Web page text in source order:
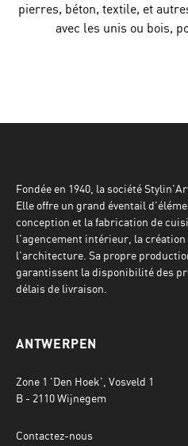
pierres, béton, textile, et
avec les unis ou bois,
Fondée en 1940, la société
Elle offre un grand éventail
conception et la fabrication de
l'agencement intérieur, la
l'architecture. Sa propre
garantissent la disponibilité des
délais de livraison.
ANTWERPEN
Zone 1 'Den Hoek', Vosveld 1
B - 2110 Wijnegem
Contactez-nous